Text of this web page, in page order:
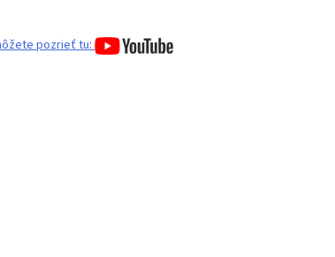
pozrieť tu: